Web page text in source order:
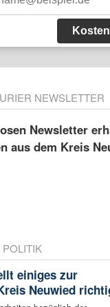
NEWSLETTER
Newsletter
aus dem Kreis
einiges zur
Neuwied